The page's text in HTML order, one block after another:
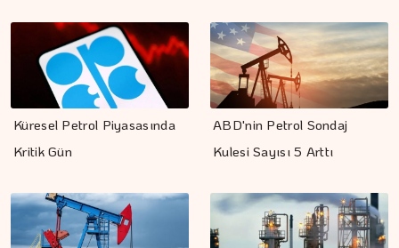
Küresel Petrol Piyasasında
Kritik Gün
ABD'nin Petrol Sondaj
Kulesi Sayısı 5 Arttı